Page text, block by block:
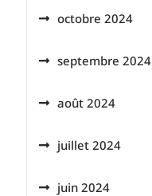
octobre 2024
septembre 2024
août 2024
juillet 2024
juin 2024